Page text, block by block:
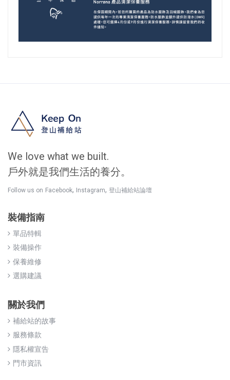
We love what we built.
戶外就是我們生活的養分。
Follow us on Facebook, Instagram, 登山補給站論壇
裝備指南
單品特輯
裝備操作
保養維修
選購建議
關於我們
補給站的故事
服務條款
隱私權宣告
門市資訊